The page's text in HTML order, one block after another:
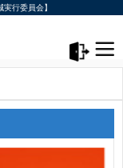
行委員会】